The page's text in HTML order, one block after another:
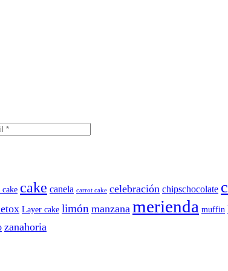
cake cake canela carrot cake celebración chipschocolate
Layer cake limón manzana merienda muffin
zanahoria